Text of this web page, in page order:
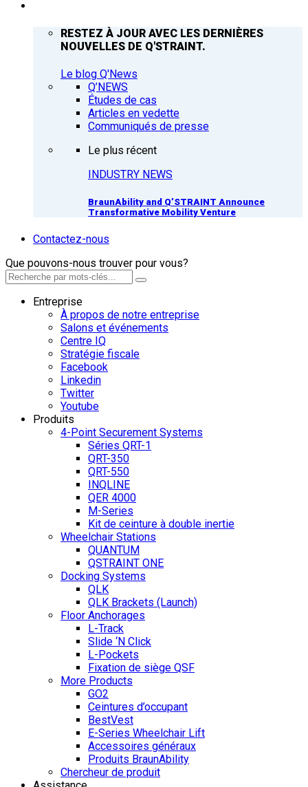
RESTEZ À JOUR AVEC LES DERNIÈRES
NOUVELLES DE Q'STRAINT.
Le blog Q'News
Q’NEWS
Études de cas
Articles en vedette
Communiqués de presse
Le plus récent
INDUSTRY NEWS
BraunAbility and Q’STRAINT Announce
Transformative Mobility Venture
Contactez-nous
Que pouvons-nous trouver pour vous?
Entreprise
À propos de notre entreprise
Salons et événements
Centre IQ
Stratégie fiscale
Facebook
Linkedin
Twitter
Youtube
Produits
4-Point Securement Systems
Séries QRT-1
QRT-350
QRT-550
INQLINE
QER 4000
M-Series
Kit de ceinture à double inertie
Wheelchair Stations
QUANTUM
QSTRAINT ONE
Docking Systems
QLK
QLK Brackets (Launch)
Floor Anchorages
L-Track
Slide ‘N Click
L-Pockets
Fixation de siège QSF
More Products
GO2
Ceintures d’occupant
BestVest
E-Series Wheelchair Lift
Accessoires généraux
Produits BraunAbility
Chercheur de produit